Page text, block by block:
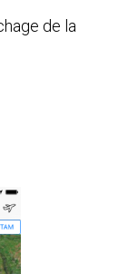
de la